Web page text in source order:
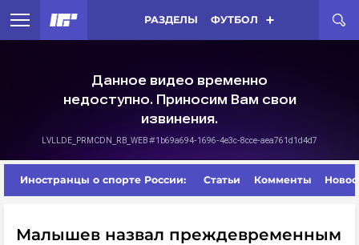
РАЗДЕЛЫ ФУТБОЛ
Иностранцы о спорте России: Статьи Комменты
Малышев назвал преждевременным